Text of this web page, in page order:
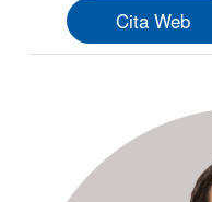
Cita Web